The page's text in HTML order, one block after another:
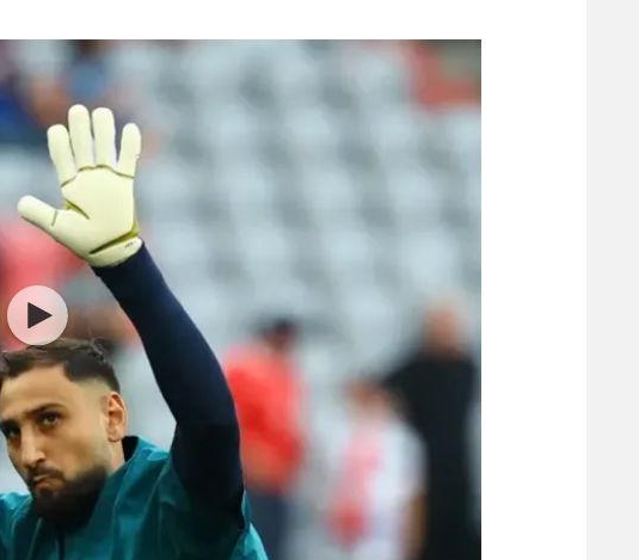
תקנון משתתפים וזוכים בפרסים
תקנון עבור פעילות ספורט 1 – "מרלן"
מדיניות פרטיות
תקנון פעילות ספורט 1
רשיון להקרנה פומבית לבית עסק
הצטרפות לחבילת הערוצים
לוח דרושים – ג'ובנט
הפועל תל אביב
הפועל באר שבע
מכבי נתניה
בני יהודה